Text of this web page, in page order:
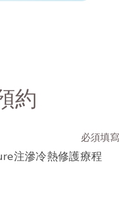
約
必須填
注滲冷熱修護療程